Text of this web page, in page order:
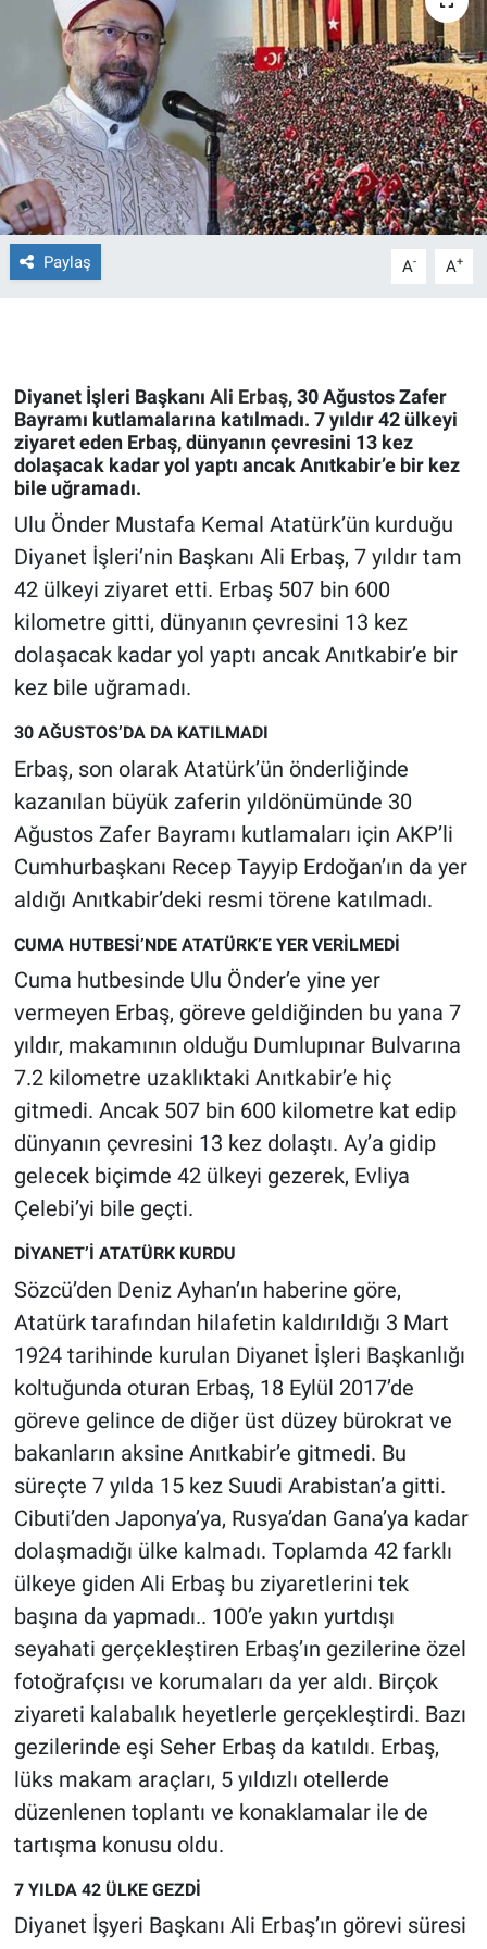
Paylaş A- A+
Diyanet İşleri Başkanı Ali Erbaş, 30 Ağustos Zafer
Bayramı kutlamalarına katılmadı. 7 yıldır 42 ülkeyi
ziyaret eden Erbaş, dünyanın çevresini 13 kez
dolaşacak kadar yol yaptı ancak Anıtkabir’e bir kez
bile uğramadı.
Ulu Önder Mustafa Kemal Atatürk’ün kurduğu
Diyanet İşleri’nin Başkanı Ali Erbaş, 7 yıldır tam
42 ülkeyi ziyaret etti. Erbaş 507 bin 600
kilometre gitti, dünyanın çevresini 13 kez
dolaşacak kadar yol yaptı ancak Anıtkabir’e bir
kez bile uğramadı.
30 AĞUSTOS’DA DA KATILMADI
Erbaş, son olarak Atatürk’ün önderliğinde
kazanılan büyük zaferin yıldönümünde 30
Ağustos Zafer Bayramı kutlamaları için AKP’li
Cumhurbaşkanı Recep Tayyip Erdoğan’ın da yer
aldığı Anıtkabir’deki resmi törene katılmadı.
CUMA HUTBESİ’NDE ATATÜRK’E YER VERİLMEDİ
Cuma hutbesinde Ulu Önder’e yine yer
vermeyen Erbaş, göreve geldiğinden bu yana 7
yıldır, makamının olduğu Dumlupınar Bulvarına
7.2 kilometre uzaklıktaki Anıtkabir’e hiç
gitmedi. Ancak 507 bin 600 kilometre kat edip
dünyanın çevresini 13 kez dolaştı. Ay’a gidip
gelecek biçimde 42 ülkeyi gezerek, Evliya
Çelebi’yi bile geçti.
DİYANET’İ ATATÜRK KURDU
Sözcü’den Deniz Ayhan’ın haberine göre,
Atatürk tarafından hilafetin kaldırıldığı 3 Mart
1924 tarihinde kurulan Diyanet İşleri Başkanlığı
koltuğunda oturan Erbaş, 18 Eylül 2017’de
göreve gelince de diğer üst düzey bürokrat ve
bakanların aksine Anıtkabir’e gitmedi. Bu
süreçte 7 yılda 15 kez Suudi Arabistan’a gitti.
Cibuti’den Japonya’ya, Rusya’dan Gana’ya kadar
dolaşmadığı ülke kalmadı. Toplamda 42 farklı
ülkeye giden Ali Erbaş bu ziyaretlerini tek
başına da yapmadı.. 100’e yakın yurtdışı
seyahati gerçekleştiren Erbaş’ın gezilerine özel
fotoğrafçısı ve korumaları da yer aldı. Birçok
ziyareti kalabalık heyetlerle gerçekleştirdi. Bazı
gezilerinde eşi Seher Erbaş da katıldı. Erbaş,
lüks makam araçları, 5 yıldızlı otellerde
düzenlenen toplantı ve konaklamalar ile de
tartışma konusu oldu.
7 YILDA 42 ÜLKE GEZDİ
Diyanet İşyeri Başkanı Ali Erbaş’ın görevi süresi
Ege'den Esintiler
Eğitim
Eğlence
Ekonomi
Forum
Gün Bitiyor
Gün Ortası
Gündem Özel
Günün görüntüsü
Haber
Kimdir
Koronavirüs
Kültür Sanat
Nedir
Popüler
Programlar
Sağlık
Spor
Teknoloji
Türkiye'nin Geleceği
Türkiye'nin Gündemi
Yerel Gündem
Yerel Yaşam
Canlı Yayın
İletişim